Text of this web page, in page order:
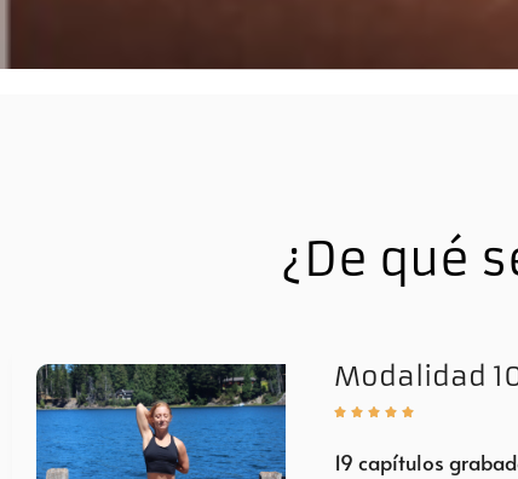
¿De qué
Modalidad
    
19 capítulos